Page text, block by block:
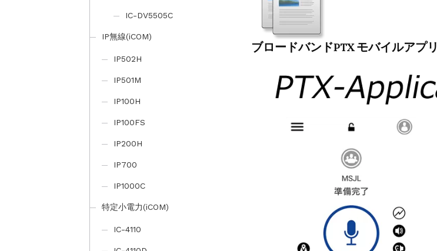
ブロードバンドPTX モバイルアプリ
IC-DV5505C
IP無線(iCOM)
IP502H
IP501M
IP100H
IP100FS
IP200H
IP700
IP1000C
特定小電力(iCOM)
IC-4110